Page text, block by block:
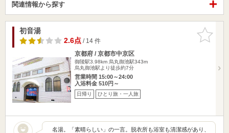
関連情報から探す
お気に入
りに追加
初音湯
2.6点/ 14 件
京都府 / 京都市中京区
御陵駅3.98km 烏丸御池駅343m
烏丸御池駅より徒歩約7分
営業時間 15:00～24:00
入浴料金 510円～
日帰り ひとり旅・一人旅
名湯。「素晴らしい」の一言。脱衣所も浴室も清潔感があり、